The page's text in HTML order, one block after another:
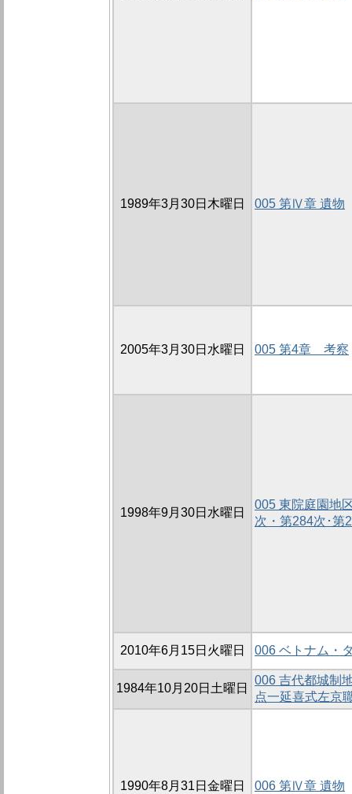
1989年3月30日木曜日 005 第Ⅳ章 遺物
2005年3月30日水曜日 005 第4章 考察
1998年9月30日水曜日
005 東院庭園地
次・第284次･第
2010年6月15日火曜日 006 ベトナム・
1984年10月20日土曜日
006 吉代都城制
点一延喜式左京
1990年8月31日金曜日 006 第Ⅳ章 遺物